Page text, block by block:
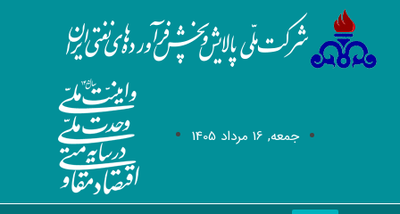
جمعه, 16 مرداد 1405